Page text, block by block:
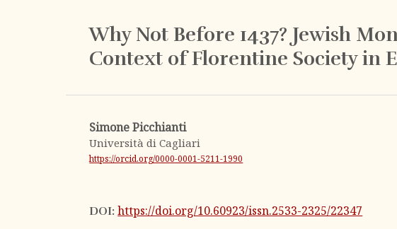
Why Not Before 1437? Jewish
Context of Florentine Society in
Simone Picchianti
Università di Cagliari
https://orcid.org/0000-0001-5211-1990
DOI:https://doi.org/10.60923/issn.2533-2325/22347